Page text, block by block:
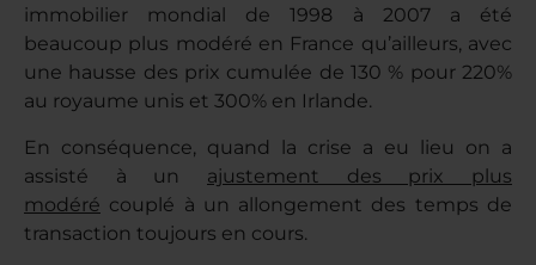
immobilier mondial de 1998 à 2007 a été
beaucoup plus modéré en France qu’ailleurs, avec
une hausse des prix cumulée de 130 % pour 220%
au royaume unis et 300% en Irlande.
En conséquence, quand la crise a eu lieu on a
assisté à un ajustement des prix plus
modéré couplé à un allongement des temps de
transaction toujours en cours.